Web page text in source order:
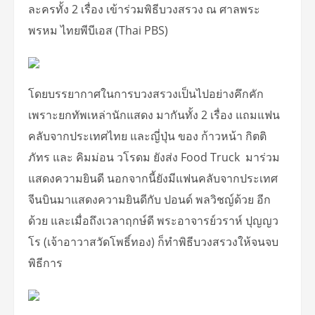
ละครทั้ง 2 เรื่อง เข้าร่วมพิธีบวงสรวง ณ ศาลพระ
พรหม ไทยพีบีเอส (Thai PBS)
โดยบรรยากาศในการบวงสรวงเป็นไปอย่างคึกคัก
เพราะยกทัพเหล่านักแสดง มากันทั้ง 2 เรื่อง แถมแฟน
คลับจากประเทศไทย และญี่ปุ่น ของ ก้าวหน้า กิตติ
ภัทร และ คิมม่อน วโรดม ยังส่ง Food Truck มาร่วม
แสดงความยินดี นอกจากนี้ยังมีแฟนคลับจากประเทศ
จีนบินมาแสดงความยินดีกับ ปอนด์ พลวิชญ์ด้วย อีก
ด้วย และเมื่อถึงเวลาฤกษ์ดี พระอาจารย์วราห์ ปุญญว
โร (เจ้าอาวาสวัดโพธิ์ทอง) ก็ทำพิธีบวงสรวงให้จนจบ
พิธีการ